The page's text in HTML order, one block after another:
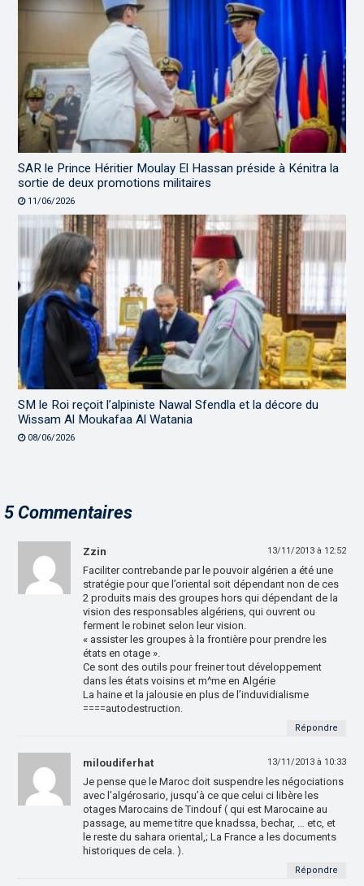
SAR le Prince Héritier Moulay El Hassan préside à Kénitra la
sortie de deux promotions militaires
11/06/2026
SM le Roi reçoit l’alpiniste Nawal Sfendla et la décore du
Wissam Al Moukafaa Al Watania
08/06/2026
5 Commentaires
Zzin 13/11/2013 à 12:52
Faciliter contrebande par le pouvoir algérien a été une
stratégie pour que l’oriental soit dépendant non de ces
2 produits mais des groupes hors qui dépendant de la
vision des responsables algériens, qui ouvrent ou
ferment le robinet selon leur vision.
« assister les groupes à la frontière pour prendre les
états en otage ».
Ce sont des outils pour freiner tout développement
dans les états voisins et m^me en Algérie
La haine et la jalousie en plus de l’induvidialisme
====autodestruction.
Répondre
miloudiferhat 13/11/2013 à 10:33
Je pense que le Maroc doit suspendre les négociations
avec l’algérosario, jusqu’à ce que celui ci libère les
otages Marocains de Tindouf ( qui est Marocaine au
passage, au meme titre que knadssa, bechar, … etc, et
le reste du sahara oriental,; La France a les documents
historiques de cela. ).
Répondre